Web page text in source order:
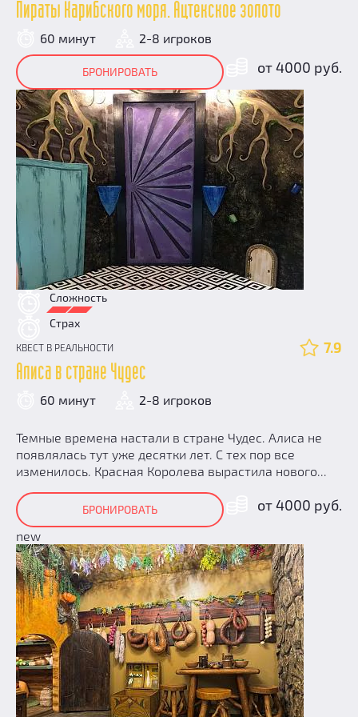
Пираты Карибского моря. Ацтекское золото
60 минут 2-8 игроков
от 4000 руб.
БРОНИРОВАТЬ
Сложность
Страх
КВЕСТ В РЕАЛЬНОСТИ 7.9
Алиса в стране Чудес
60 минут 2-8 игроков
Темные времена настали в стране Чудес. Алиса не
появлялась тут уже десятки лет. С тех пор все
изменилось. Красная Королева вырастила нового...
от 4000 руб.
БРОНИРОВАТЬ
new